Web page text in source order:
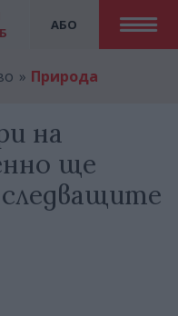
АБО
Природа
на
ще